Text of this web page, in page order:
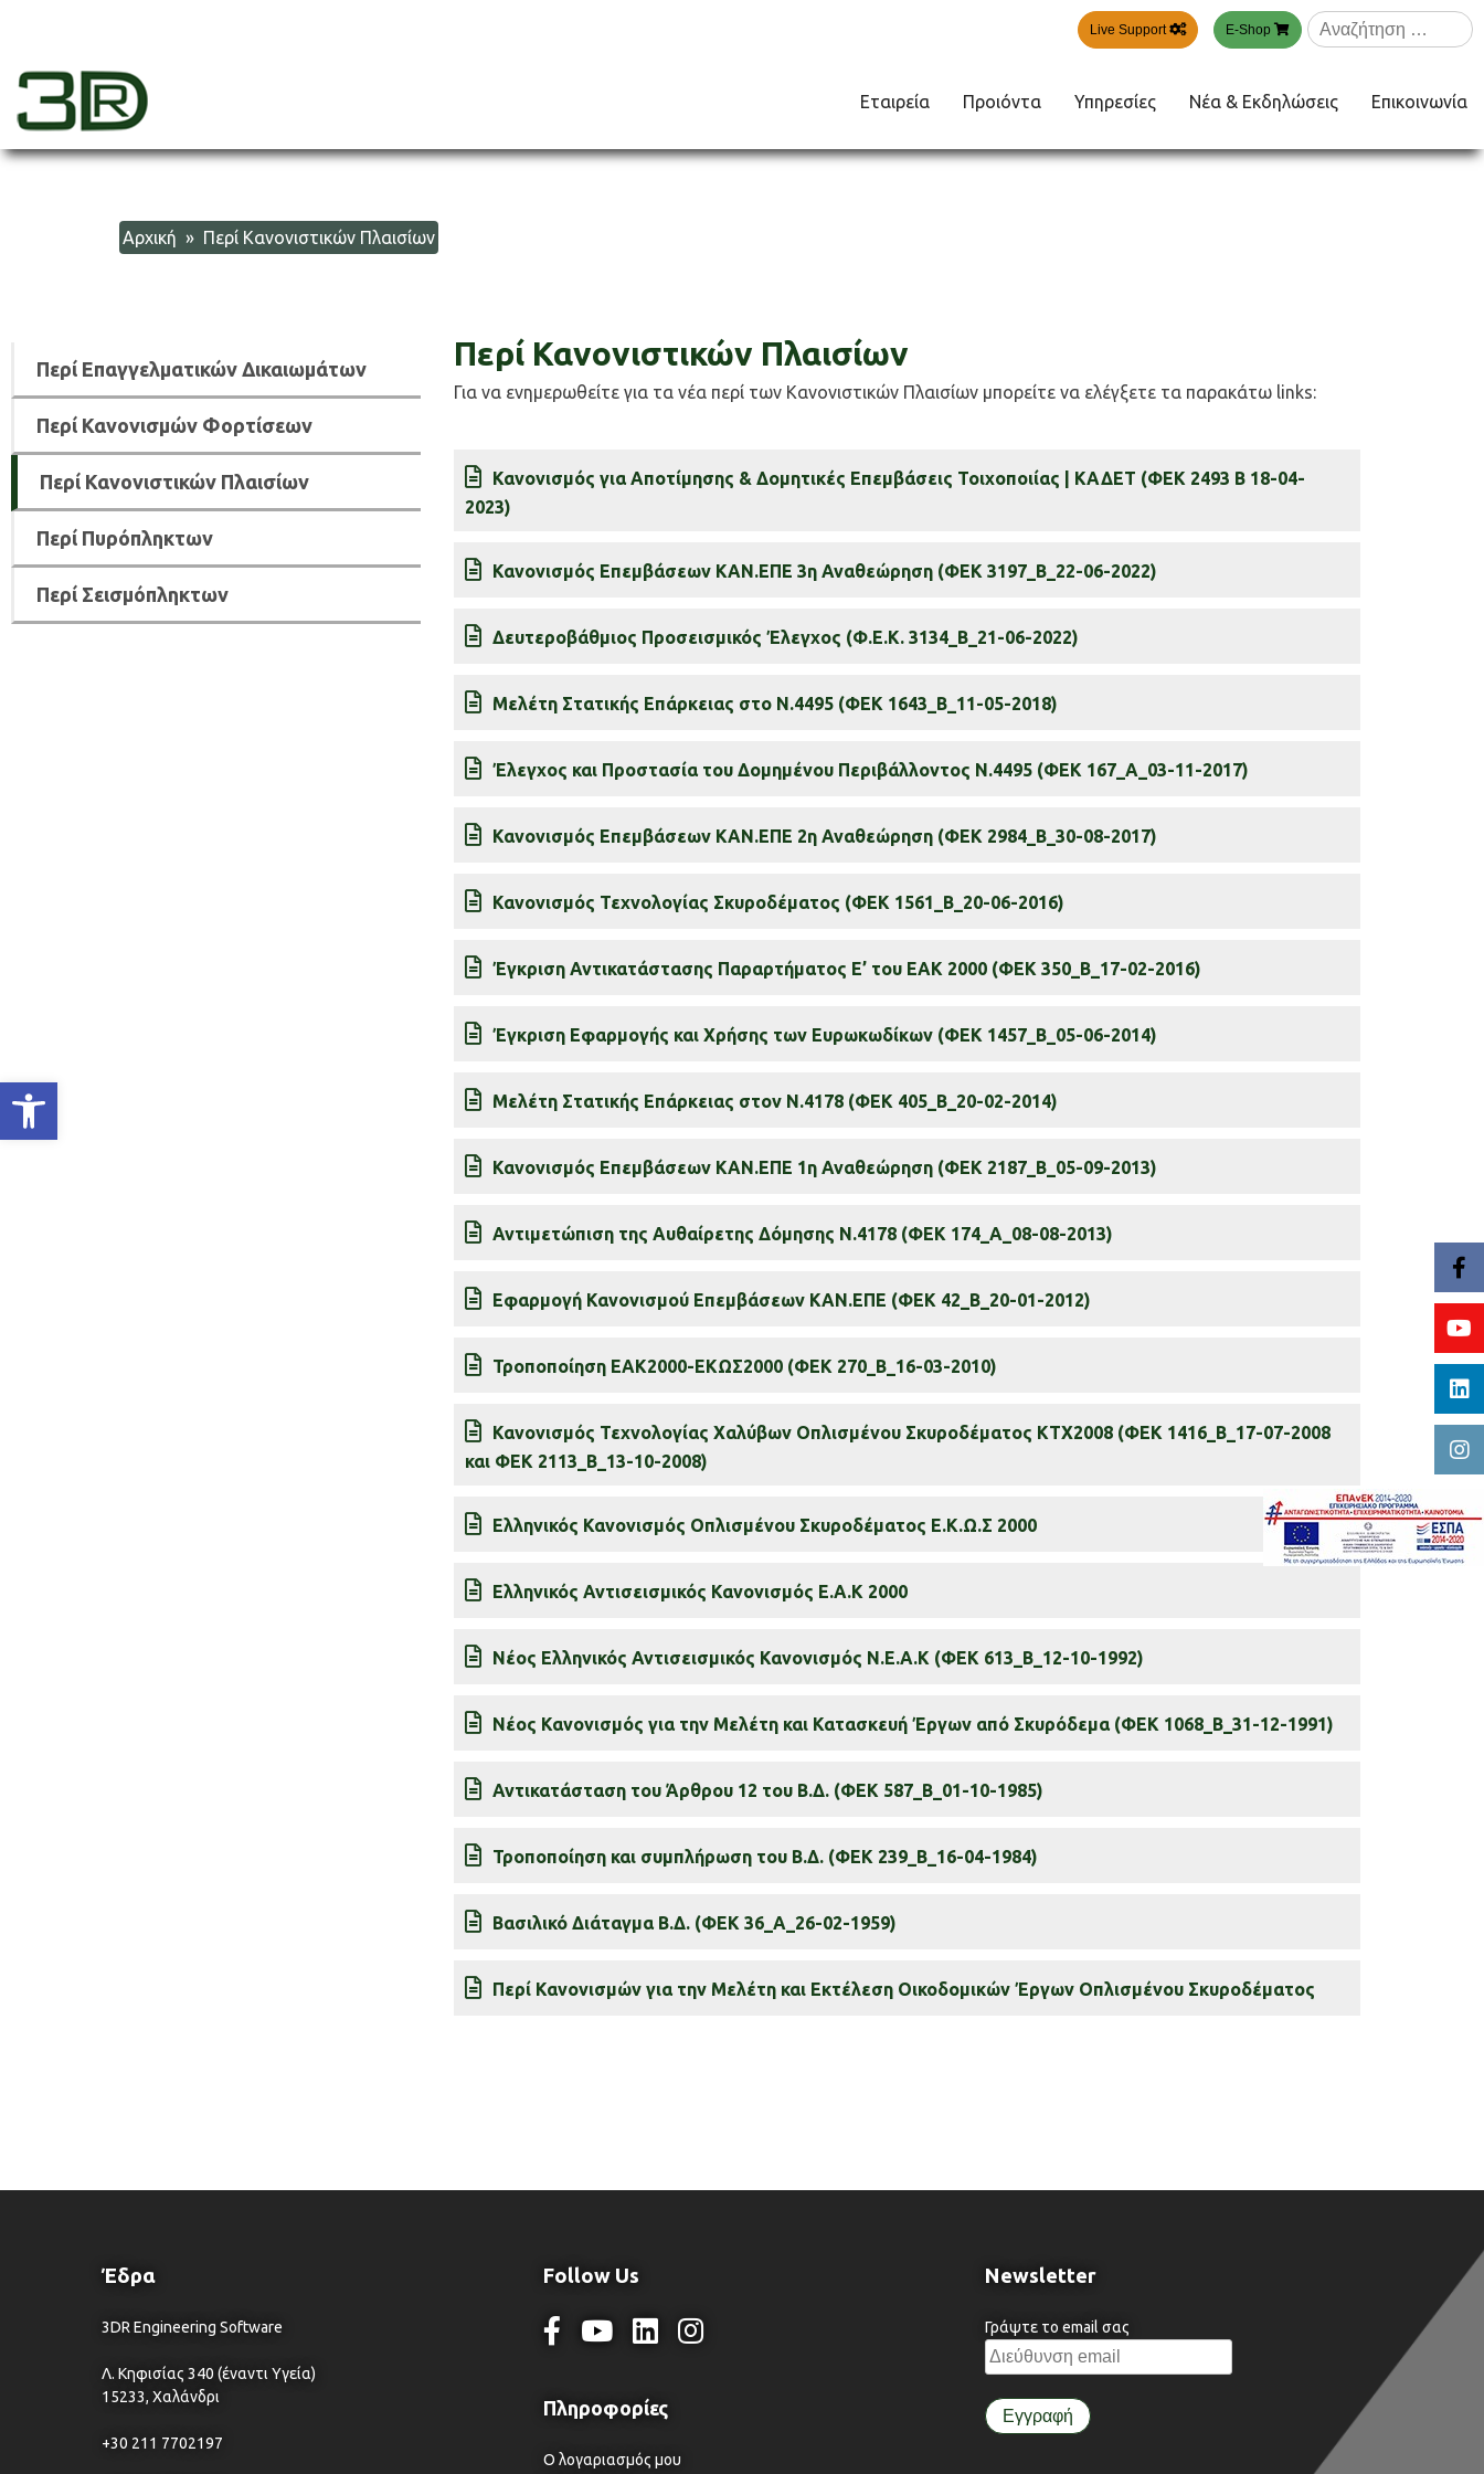
Ανοίξτε τη γραμμή εργαλείων
Live Support E-Shop
Αναζήτηση
για:
3dr
Εταιρεία Προιόντα Υπηρεσίες Νέα & Εκδηλώσεις Επικοινωνία
Αρχική » Περί Κανονιστικών Πλαισίων
Περί Επαγγελματικών Δικαιωμάτων
Περί Κανονισμών Φορτίσεων
Περί Κανονιστικών Πλαισίων
Περί Πυρόπληκτων
Περί Σεισμόπληκτων
Περί Κανονιστικών Πλαισίων
Για να ενημερωθείτε για τα νέα περί των Κανονιστικών Πλαισίων μπορείτε να ελέγξετε τα παρακάτω links:
Κανονισμός για Αποτίμησης & Δομητικές Επεμβάσεις Τοιχοποιίας | ΚΑΔΕΤ (ΦΕΚ 2493 Β 18-04-
2023)
Κανονισμός Επεμβάσεων ΚΑΝ.ΕΠΕ 3η Αναθεώρηση (ΦΕΚ 3197_Β_22-06-2022)
Δευτεροβάθμιος Προσεισμικός Έλεγχος (Φ.Ε.Κ. 3134_Β_21-06-2022)
Μελέτη Στατικής Επάρκειας στο Ν.4495 (ΦΕΚ 1643_Β_11-05-2018)
Έλεγχος και Προστασία του Δομημένου Περιβάλλοντος Ν.4495 (ΦΕΚ 167_Α_03-11-2017)
Κανονισμός Επεμβάσεων ΚΑΝ.ΕΠΕ 2η Αναθεώρηση (ΦΕΚ 2984_Β_30-08-2017)
Κανονισμός Τεχνολογίας Σκυροδέματος (ΦΕΚ 1561_Β_20-06-2016)
Έγκριση Αντικατάστασης Παραρτήματος Ε’ του ΕΑΚ 2000 (ΦΕΚ 350_Β_17-02-2016)
Έγκριση Εφαρμογής και Χρήσης των Ευρωκωδίκων (ΦΕΚ 1457_Β_05-06-2014)
Μελέτη Στατικής Επάρκειας στον Ν.4178 (ΦΕΚ 405_Β_20-02-2014)
Κανονισμός Επεμβάσεων ΚΑΝ.ΕΠΕ 1η Αναθεώρηση (ΦΕΚ 2187_Β_05-09-2013)
Αντιμετώπιση της Αυθαίρετης Δόμησης Ν.4178 (ΦΕΚ 174_Α_08-08-2013)
Εφαρμογή Κανονισμού Επεμβάσεων ΚΑΝ.ΕΠΕ (ΦΕΚ 42_Β_20-01-2012)
Τροποποίηση ΕΑΚ2000-ΕΚΩΣ2000 (ΦΕΚ 270_Β_16-03-2010)
Κανονισμός Τεχνολογίας Χαλύβων Οπλισμένου Σκυροδέματος ΚΤΧ2008 (ΦΕΚ 1416_Β_17-07-2008
και ΦΕΚ 2113_Β_13-10-2008)
Ελληνικός Κανονισμός Οπλισμένου Σκυροδέματος Ε.Κ.Ω.Σ 2000
Ελληνικός Αντισεισμικός Κανονισμός Ε.Α.Κ 2000
Νέος Ελληνικός Αντισεισμικός Κανονισμός Ν.Ε.Α.Κ (ΦΕΚ 613_Β_12-10-1992)
Νέος Κανονισμός για την Μελέτη και Κατασκευή Έργων από Σκυρόδεμα (ΦΕΚ 1068_Β_31-12-1991)
Αντικατάσταση του Άρθρου 12 του Β.Δ. (ΦΕΚ 587_Β_01-10-1985)
Τροποποίηση και συμπλήρωση του Β.Δ. (ΦΕΚ 239_Β_16-04-1984)
Βασιλικό Διάταγμα Β.Δ. (ΦΕΚ 36_Α_26-02-1959)
Περί Κανονισμών για την Μελέτη και Εκτέλεση Οικοδομικών Έργων Οπλισμένου Σκυροδέματος
Έδρα
3DR Engineering Software
Λ. Κηφισίας 340 (έναντι Υγεία)
15233, Χαλάνδρι
+30 211 7702197
Follow Us
Ο λογαριασμός μου
Newsletter
Γράψτε το email σας